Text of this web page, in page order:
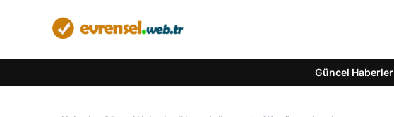
Güncel Haberler